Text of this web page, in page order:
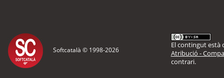
Softcatalà © 1998-2026
El contingut està
Atribució -
contrari.